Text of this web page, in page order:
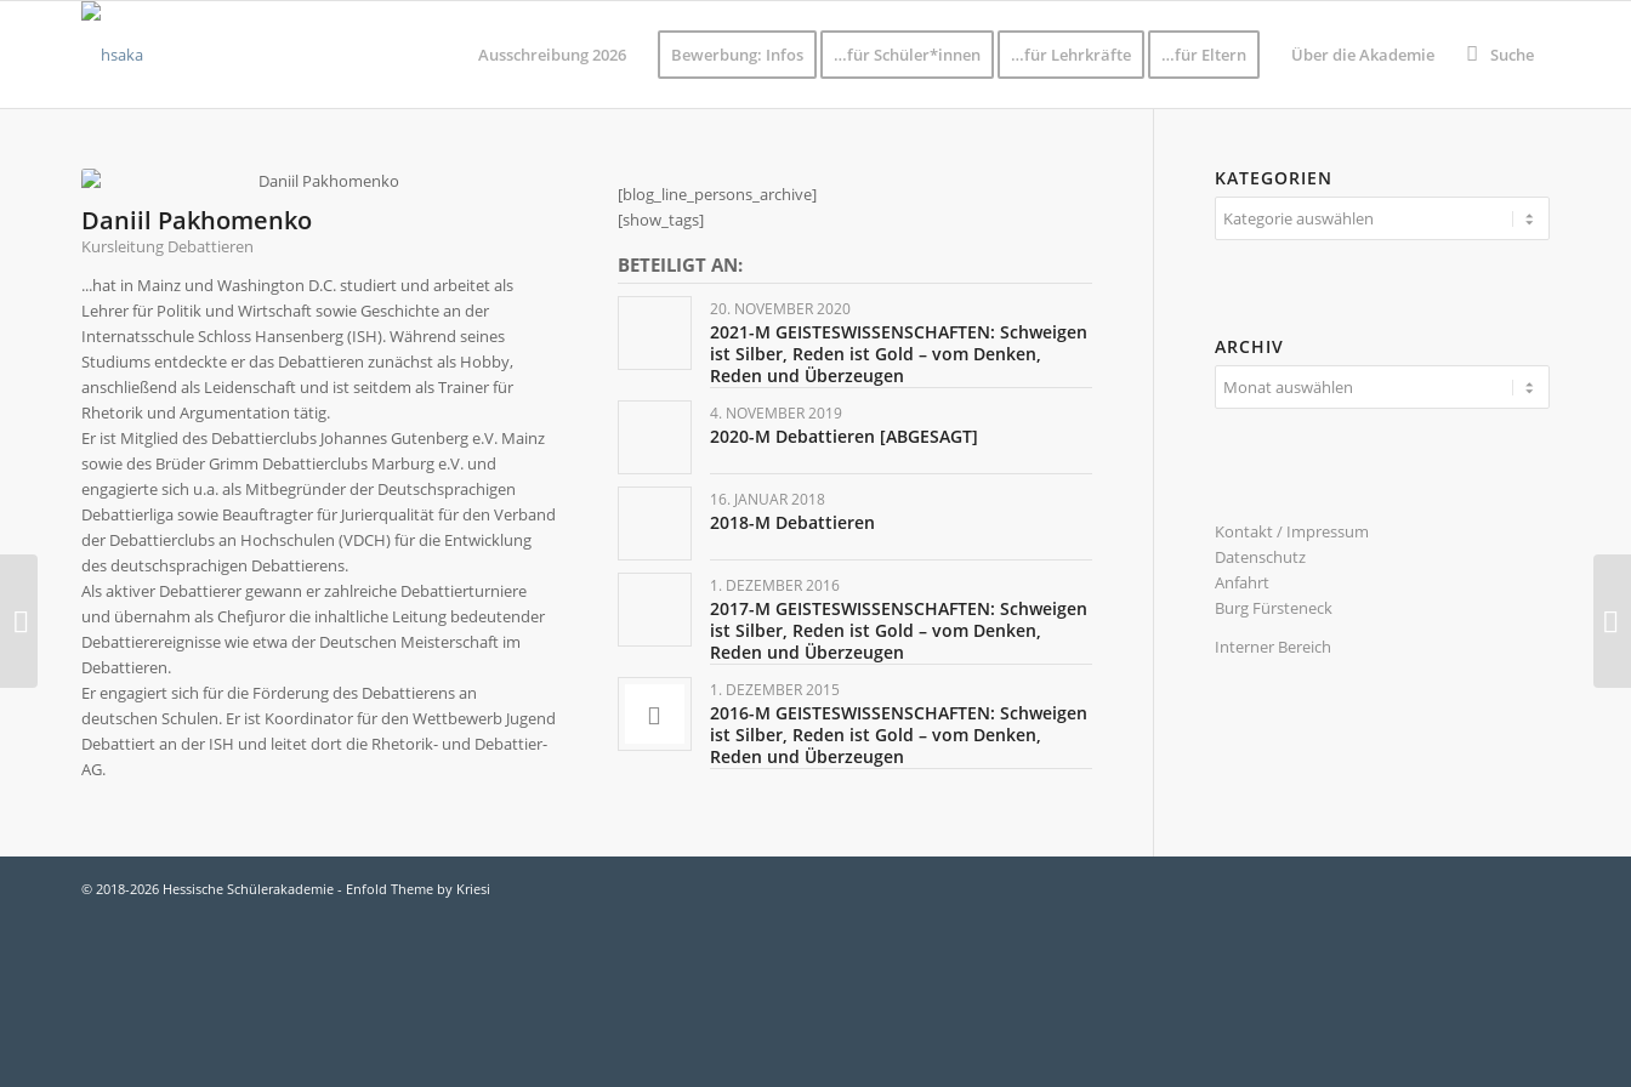
Ausschreibung 2026 Bewerbung: Infos …für Schüler*innen …für Lehrkräfte …für Eltern Über die Akademie Suche
Daniil Pakhomenko
Kursleitung Debattieren
...hat in Mainz und Washington D.C. studiert und arbeitet als
Lehrer für Politik und Wirtschaft sowie Geschichte an der
Internatsschule Schloss Hansenberg (ISH). Während seines
Studiums entdeckte er das Debattieren zunächst als Hobby,
anschließend als Leidenschaft und ist seitdem als Trainer für
Rhetorik und Argumentation tätig.
Er ist Mitglied des Debattierclubs Johannes Gutenberg e.V. Mainz
sowie des Brüder Grimm Debattierclubs Marburg e.V. und
engagierte sich u.a. als Mitbegründer der Deutschsprachigen
Debattierliga sowie Beauftragter für Jurierqualität für den Verband
der Debattierclubs an Hochschulen (VDCH) für die Entwicklung
des deutschsprachigen Debattierens.
Als aktiver Debattierer gewann er zahlreiche Debattierturniere
und übernahm als Chefjuror die inhaltliche Leitung bedeutender
Debattierereignisse wie etwa der Deutschen Meisterschaft im
Debattieren.
Er engagiert sich für die Förderung des Debattierens an
deutschen Schulen. Er ist Koordinator für den Wettbewerb Jugend
Debattiert an der ISH und leitet dort die Rhetorik- und Debattier-
AG.
[blog_line_persons_archive]
[show_tags]
BETEILIGT AN:
20. NOVEMBER 2020
2021-M GEISTESWISSENSCHAFTEN: Schweigen
ist Silber, Reden ist Gold – vom Denken,
Reden und Überzeugen
4. NOVEMBER 2019
2020-M Debattieren [ABGESAGT]
16. JANUAR 2018
2018-M Debattieren
1. DEZEMBER 2016
2017-M GEISTESWISSENSCHAFTEN: Schweigen
ist Silber, Reden ist Gold – vom Denken,
Reden und Überzeugen
1. DEZEMBER 2015
2016-M GEISTESWISSENSCHAFTEN: Schweigen
ist Silber, Reden ist Gold – vom Denken,
Reden und Überzeugen
KATEGORIEN
Kategorien
ARCHIV
Kontakt / Impressum
Datenschutz
Anfahrt
Burg Fürsteneck
Interner Bereich
© 2018-2026 Hessische Schülerakademie - Enfold Theme by Kriesi
Wissenserwerb – aber
mit Spaßfaktor
(Hünfelder Zeitung